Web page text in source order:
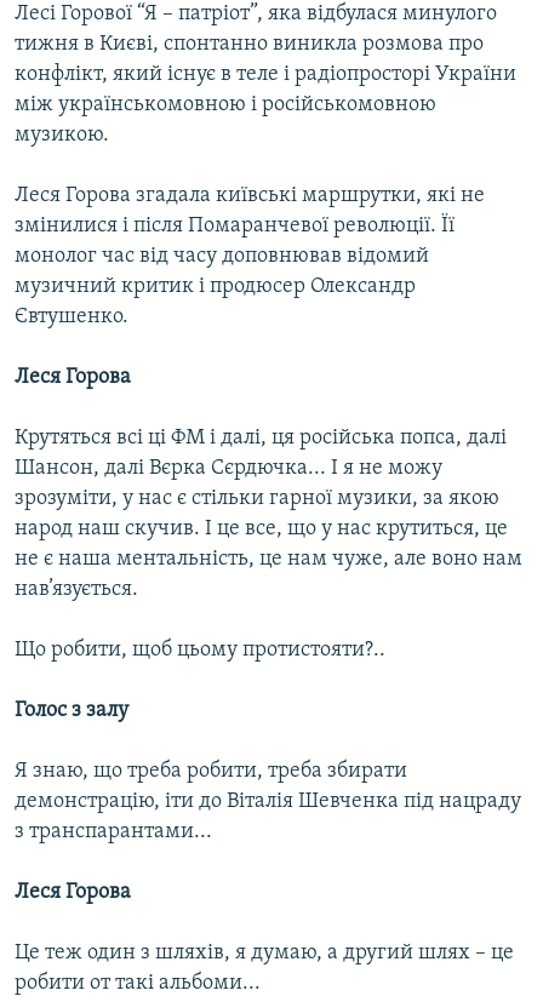
ФОТО
СПЕЦПРОЄКТИ
ПОДКАСТИ
УКР
КТАТ
Усі сайти RFE/RL
Лесі Горової “Я – патріот”, яка відбулася минулого
тижня в Києві, спонтанно виникла розмова про
конфлікт, який існує в теле і радіопросторі України
між українськомовною і російськомовною
музикою.
Леся Горова згадала київські маршрутки, які не
змінилися і після Помаранчевої революції. Її
монолог час від часу доповнював відомий
музичний критик і продюсер Олександр
Євтушенко.
Леся Горова
Крутяться всі ці ФМ і далі, ця російська попса, далі
Шансон, далі Вєрка Сєрдючка... І я не можу
зрозуміти, у нас є стільки гарної музики, за якою
народ наш скучив. І це все, що у нас крутиться, це
не є наша ментальність, це нам чуже, але воно нам
нав’язується.
Що робити, щоб цьому протистояти?..
Голос з залу
Я знаю, що треба робити, треба збирати
демонстрацію, іти до Віталія Шевченка під нацраду
з транспарантами...
Леся Горова
Це теж один з шляхів, я думаю, а другий шлях – це
робити от такі альбоми...